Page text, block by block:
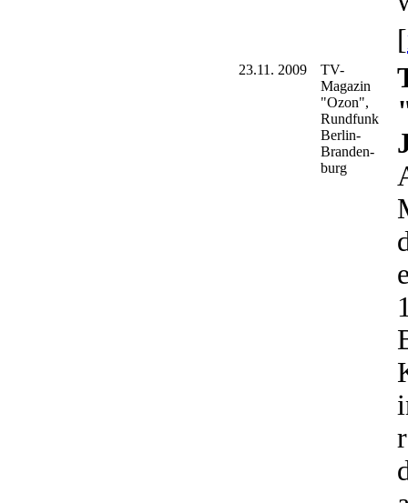
[
23.11. 2009
TV-
Magazin
"Ozon",
Rundfunk
Berlin-
Branden-
burg